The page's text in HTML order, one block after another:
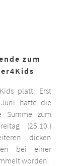
zum
platt: Erst
hatte die
Summe zum
(25.10.)
dicken
bei einer
worden.